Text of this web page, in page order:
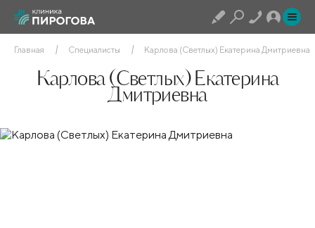
Главная Специалисты Карлова (Светлых) Екатерина Дмитриевна
Карлова (Светлых) Екатерина
Дмитриевна